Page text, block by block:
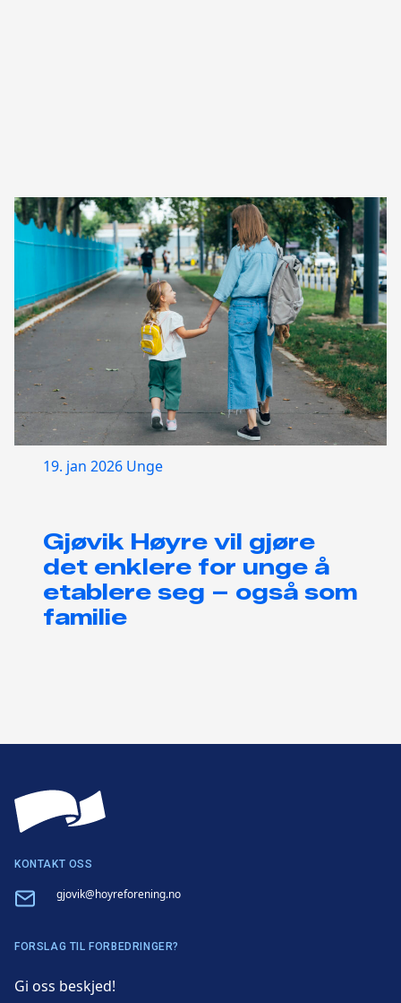
19. jan 2026 Unge
Gjøvik Høyre vil gjøre
det enklere for unge å
etablere seg – også som
familie
KONTAKT OSS
Email gjovik@hoyreforening.no
FORSLAG TIL FORBEDRINGER?
Gi oss beskjed!